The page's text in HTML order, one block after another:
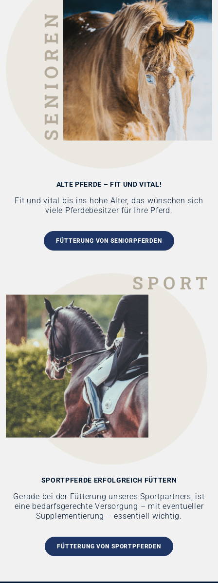
ALTE PFERDE – FIT UND VITAL!
Fit und vital bis ins hohe Alter, das wünschen sich
viele Pferdebesitzer für Ihre Pferd.
FÜTTERUNG VON SENIORPFERDEN
SPORTPFERDE ERFOLGREICH FÜTTERN
Gerade bei der Fütterung unseres Sportpartners, ist
eine bedarfsgerechte Versorgung – mit eventueller
Supplementierung – essentiell wichtig.
FÜTTERUNG VON SPORTPFERDEN